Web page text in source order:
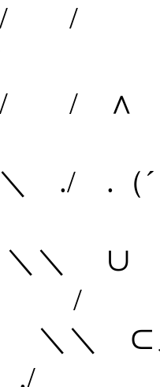
/
./
.（´
∪
/
＼